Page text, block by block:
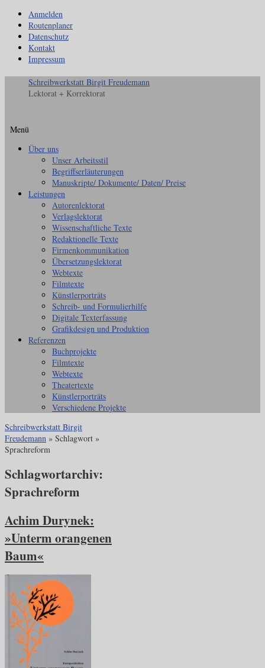
Anmelden
Routenplaner
Datenschutz
Kontakt
Impressum
Schreibwerkstatt Birgit Freudemann
Lektorat + Korrektorat
Menü
Zum
Über uns
Unser Arbeitsstil
Begriffserläuterungen
Manuskripte/ Dokumente/ Daten/ Preise
Leistungen
Autorenlektorat
Verlagslektorat
Wissenschaftliche Texte
Redaktionelle Texte
Firmenkommunikation
Übersetzungslektorat
Webtexte
Filmtexte
Künstlerporträts
Schreib- und Formulierhilfe
Digitale Texterfassung
Grafikdesign und Produktion
Referenzen
Buchprojekte
Filmtexte
Webtexte
Theatertexte
Künstlerporträts
Verschiedene Projekte
Schreibwerkstatt Birgit
Freudemann » Schlagwort »
Sprachreform
Schlagwortarchiv:
Sprachreform
Achim Durynek:
»Unterm orangenen
Baum«